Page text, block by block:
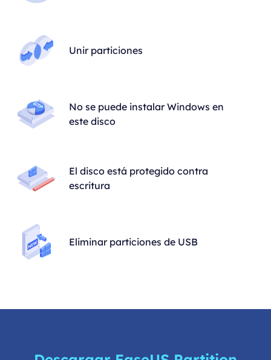
Unir particiones
No se puede instalar Windows en
este disco
El disco está protegido contra
escritura
Eliminar particiones de USB